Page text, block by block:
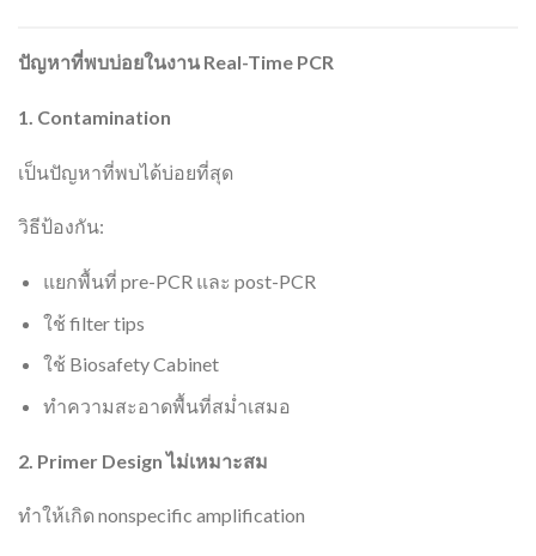
ปัญหาที่พบบ่อยในงาน Real-Time PCR
1. Contamination
เป็นปัญหาที่พบได้บ่อยที่สุด
วิธีป้องกัน:
แยกพื้นที่ pre-PCR และ post-PCR
ใช้ filter tips
ใช้ Biosafety Cabinet
ทำความสะอาดพื้นที่สม่ำเสมอ
2. Primer Designไม่เหมาะสม
ทำให้เกิด nonspecific amplification